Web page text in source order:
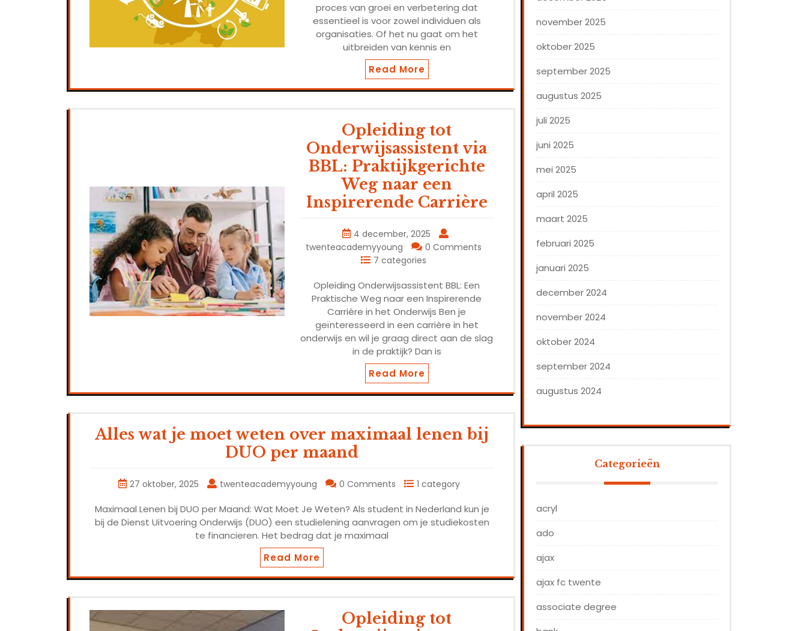
proces van groei en verbetering dat
essentieel is voor zowel individuen als
organisaties. Of het nu gaat om het
uitbreiden van kennis en
Read More
Opleiding tot
Onderwijsassistent via
BBL: Praktijkgerichte
Weg naar een
Inspirerende Carrière
4 december, 2025
twenteacademyyoung
0 Comments
7 categories
Opleiding Onderwijsassistent BBL: Een
Praktische Weg naar een Inspirerende
Carrière in het Onderwijs Ben je
geïnteresseerd in een carrière in het
onderwijs en wil je graag direct aan de slag
in de praktijk? Dan is
Read More
Alles wat je moet weten over maximaal lenen bij
DUO per maand
27 oktober, 2025 twenteacademyyoung 0 Comments 1 category
Maximaal Lenen bij DUO per Maand: Wat Moet Je Weten? Als student in Nederland kun je
bij de Dienst Uitvoering Onderwijs (DUO) een studielening aanvragen om je studiekosten
te financieren. Het bedrag dat je maximaal
Read More
Opleiding tot
november 2025
oktober 2025
september 2025
augustus 2025
juli 2025
juni 2025
mei 2025
april 2025
maart 2025
februari 2025
januari 2025
december 2024
november 2024
oktober 2024
september 2024
augustus 2024
Categorieën
acryl
ado
ajax
ajax fc twente
associate degree